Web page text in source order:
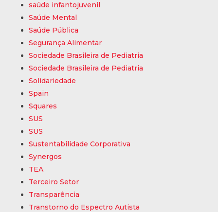
saúde infantojuvenil
Saúde Mental
Saúde Pública
Segurança Alimentar
Sociedade Brasileira de Pediatria
Sociedade Brasileira de Pediatria
Solidariedade
Spain
Squares
SUS
SUS
Sustentabilidade Corporativa
Synergos
TEA
Terceiro Setor
Transparência
Transtorno do Espectro Autista